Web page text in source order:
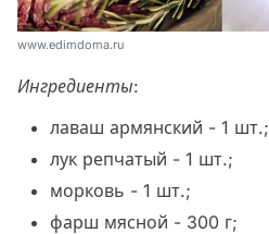
www.edimdoma.ru
Ингредиенты:
лаваш армянский - 1 шт.;
лук репчатый - 1 шт.;
морковь - 1 шт.;
фарш мясной - 300 г;